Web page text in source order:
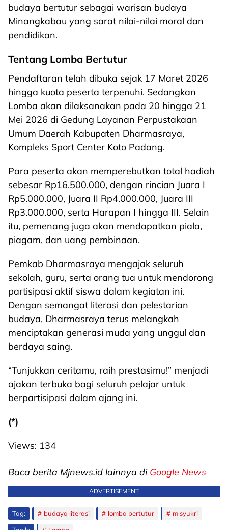
budaya bertutur sebagai warisan budaya
Minangkabau yang sarat nilai-nilai moral dan
pendidikan.
Tentang Lomba Bertutur
Pendaftaran telah dibuka sejak 17 Maret 2026
hingga kuota peserta terpenuhi. Sedangkan
Lomba akan dilaksanakan pada 20 hingga 21
Mei 2026 di Gedung Layanan Perpustakaan
Umum Daerah Kabupaten Dharmasraya,
Kompleks Sport Center Koto Padang.
Para peserta akan memperebutkan total hadiah
sebesar Rp16.500.000, dengan rincian Juara I
Rp5.000.000, Juara II Rp4.000.000, Juara III
Rp3.000.000, serta Harapan I hingga III. Selain
itu, pemenang juga akan mendapatkan piala,
piagam, dan uang pembinaan.
Pemkab Dharmasraya mengajak seluruh
sekolah, guru, serta orang tua untuk mendorong
partisipasi aktif siswa dalam kegiatan ini.
Dengan semangat literasi dan pelestarian
budaya, Dharmasraya terus melangkah
menciptakan generasi muda yang unggul dan
berdaya saing.
“Tunjukkan ceritamu, raih prestasimu!” menjadi
ajakan terbuka bagi seluruh pelajar untuk
berpartisipasi dalam ajang ini.
(*)
Views: 134
Baca berita Mjnews.id lainnya di Google News
ADVERTISEMENT
Tag: budaya literasi lomba bertutur m syukri